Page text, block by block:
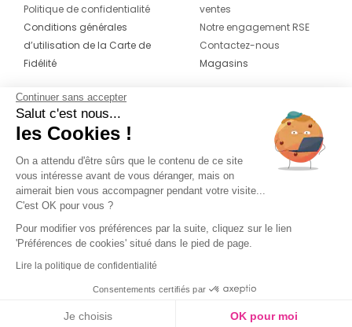
Politique de confidentialité
Conditions générales
d’utilisation de la Carte de
Fidélité
ventes
Notre engagement RSE
Contactez-nous
Magasins
CONTACT
04 42 20 78 42
Du lundi au jeudi de 8h30 à 16h30 & le
vendredi de 8h30 à 15h30
Continuer sans accepter
Salut c'est nous...
les Cookies !
On a attendu d'être sûrs que le contenu de ce site
vous intéresse avant de vous déranger, mais on
aimerait bien vous accompagner pendant votre visite...
C'est OK pour vous ?
Pour modifier vos préférences par la suite, cliquez sur le lien
'Préférences de cookies' situé dans le pied de page.
Lire la politique de confidentialité
Consentements certifiés par
Je choisis OK pour moi